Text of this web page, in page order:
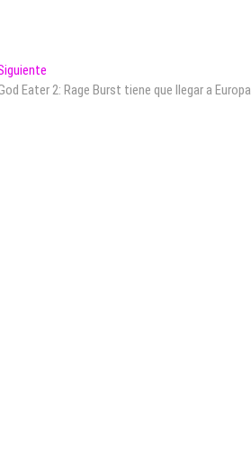
siguiente:
Eater 2: Rage Burst tiene que llegar a Europa